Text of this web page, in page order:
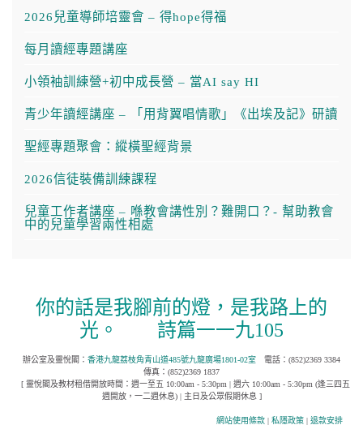
2026兒童導師培靈會 – 得hope得福
每月讀經專題講座
小領袖訓練營+初中成長營 – 當AI say HI
青少年讀經講座 – 「用背翼唱情歌」《出埃及記》研讀
聖經專題聚會：縱橫聖經背景
2026信徒裝備訓練課程
兒童工作者講座 – 喺教會講性別？難開口？- 幫助教會
中的兒童學習兩性相處
你的話是我腳前的燈，是我路上的
光。 詩篇一一九105
辦公室及靈悅閣： 香港九龍荔枝角青山道485號九龍廣場1801-02室
電話：(852)2369 3384
傳真：(852)2369 1837
[ 靈悅閣及教材租借開放時間：週一至五 10:00am - 5:30pm | 週六 10:00am - 5:30pm (逢三四五
週開放，一二週休息) | 主日及公眾假期休息 ]
網站使用條款 | 私隱政策 | 退款安排